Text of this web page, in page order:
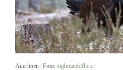
Auerhoen | Foto: sighmanb/flickr